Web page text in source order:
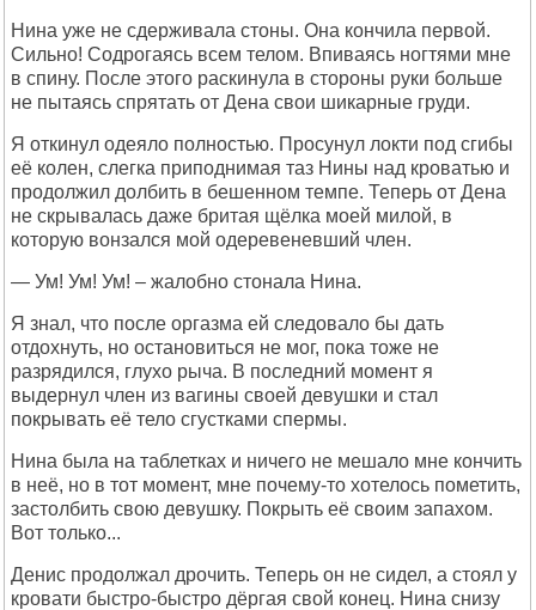
Нина уже не сдерживала стоны. Она кончила первой.
Сильно! Содрогаясь всем телом. Впиваясь ногтями мне
в спину. После этого раскинула в стороны руки больше
не пытаясь спрятать от Дена свои шикарные груди.
Я откинул одеяло полностью. Просунул локти под сгибы
её колен, слегка приподнимая таз Нины над кроватью и
продолжил долбить в бешенном темпе. Теперь от Дена
не скрывалась даже бритая щёлка моей милой, в
которую вонзался мой одеревеневший член.
— Ум! Ум! Ум! – жалобно стонала Нина.
Я знал, что после оргазма ей следовало бы дать
отдохнуть, но остановиться не мог, пока тоже не
разрядился, глухо рыча. В последний момент я
выдернул член из вагины своей девушки и стал
покрывать её тело сгустками спермы.
Нина была на таблетках и ничего не мешало мне кончить
в неё, но в тот момент, мне почему-то хотелось пометить,
застолбить свою девушку. Покрыть её своим запахом.
Вот только...
Денис продолжал дрочить. Теперь он не сидел, а стоял у
кровати быстро-быстро дёргая свой конец. Нина снизу